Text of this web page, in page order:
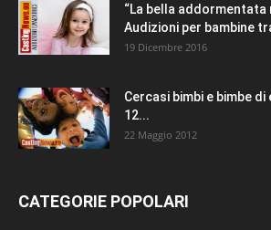
“La bella addormentata
Audizioni per bambine
19 Dicembre 2016
Cercasi bimbi e bimbe
12...
22 Maggio 2012
CATEGORIE POPOLARI